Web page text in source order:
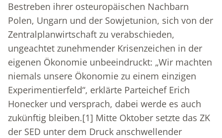
Bestreben ihrer osteuropäischen Nachbarn
Polen, Ungarn und der Sowjetunion, sich von der
Zentralplanwirtschaft zu verabschieden,
ungeachtet zunehmender Krisenzeichen in der
eigenen Ökonomie unbeeindruckt: „Wir machten
niemals unsere Ökonomie zu einem einzigen
Experimentierfeld“, erklärte Parteichef Erich
Honecker und versprach, dabei werde es auch
zukünftig bleiben.[1] Mitte Oktober setzte das ZK
der SED unter dem Druck anschwellender